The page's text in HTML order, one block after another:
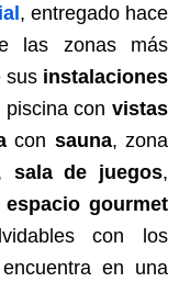
, entregado hace
las zonas más
sus instalaciones
con vistas
con sauna, zona
sala de juegos,
espacio gourmet
con los
en una